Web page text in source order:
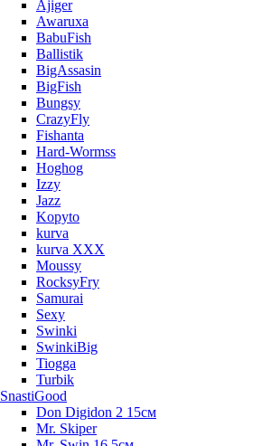
Ajiger
Awaruxa
BabuFish
Ballistik
BigAssasin
BigFish
Bungsy
CrazyFly
Fishanta
Hard-Wormss
Hoghog
Izzy
Jazz
Kopyto
kurva
kurva XXX
Moussy
RocksyFry
Samurai
Sexy
Swinki
SwinkiBig
Tiogga
Turbik
SnastiGood
Don Digidon 2 15см
Mr. Skiper